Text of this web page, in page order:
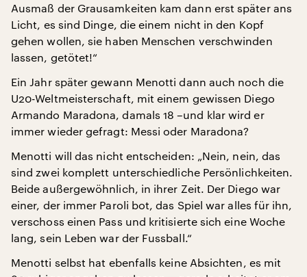
Ausmaß der Grausamkeiten kam dann erst später ans
Licht, es sind Dinge, die einem nicht in den Kopf
gehen wollen, sie haben Menschen verschwinden
lassen, getötet!“
Ein Jahr später gewann Menotti dann auch noch die
U20-Weltmeisterschaft, mit einem gewissen Diego
Armando Maradona, damals 18 –und klar wird er
immer wieder gefragt: Messi oder Maradona?
Menotti will das nicht entscheiden: „Nein, nein, das
sind zwei komplett unterschiedliche Persönlichkeiten.
Beide außergewöhnlich, in ihrer Zeit. Der Diego war
einer, der immer Paroli bot, das Spiel war alles für ihn,
verschoss einen Pass und kritisierte sich eine Woche
lang, sein Leben war der Fussball.“
Menotti selbst hat ebenfalls keine Absichten, es mit